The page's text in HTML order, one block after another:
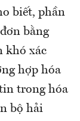
biết, phần
bằng
khó xác
hợp hóa
trong hóa
bộ hải